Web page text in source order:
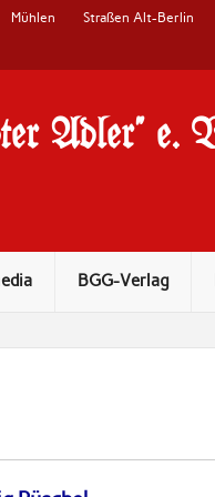
Mühlen Straßen Alt-Berlin
Adler" e.
BGG-Verlag